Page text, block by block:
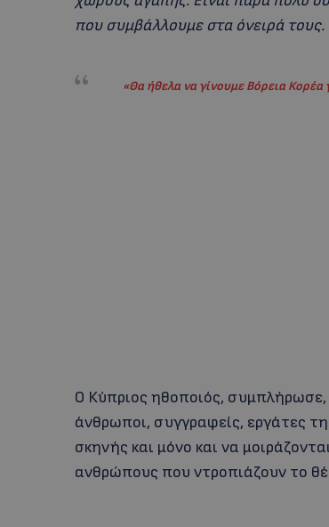
που συμβάλλουμε στα όνειρά
«Θα ήθελα να γίνουμε Βόρεια
Ο Κύπριος ηθοποιός,
άνθρωποι, συγγραφείς, εργάτες
σκηνής και μόνο και να
ανθρώπους που ντροπιάζουν το